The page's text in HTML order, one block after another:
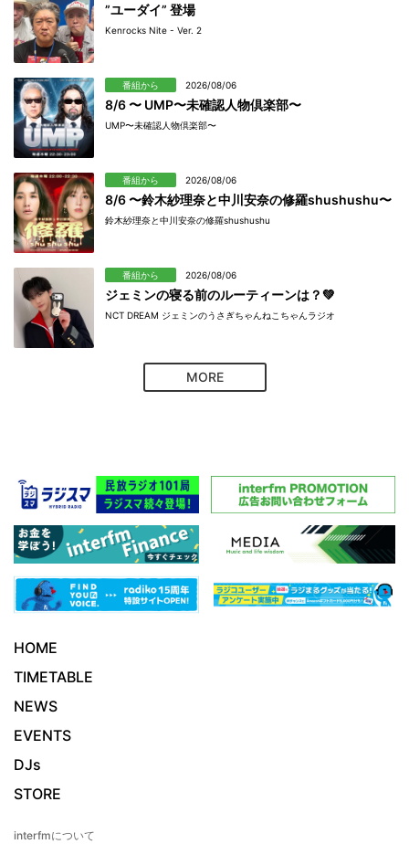
”ユーダイ” 登場
Kenrocks Nite - Ver. 2
番組から 2026/08/06
8/6 〜 UMP〜未確認人物倶楽部〜
UMP〜未確認人物倶楽部〜
番組から 2026/08/06
8/6 〜鈴木紗理奈と中川安奈の修羅shushushu〜
鈴木紗理奈と中川安奈の修羅shushushu
番組から 2026/08/06
ジェミンの寝る前のルーティーンは？💚
NCT DREAM ジェミンのうさぎちゃんねこちゃんラジオ
MORE
HOME
TIMETABLE
NEWS
EVENTS
DJs
STORE
interfmについて